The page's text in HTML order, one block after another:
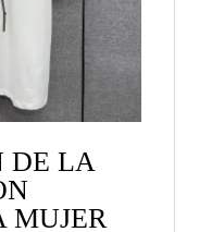
DE LA
MUJER